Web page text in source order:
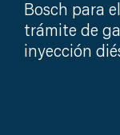
Bosch para
trámite de
inyección